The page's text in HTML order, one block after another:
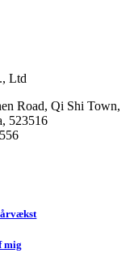
Ltd
Road, Qi Shi Town,
523516
mig